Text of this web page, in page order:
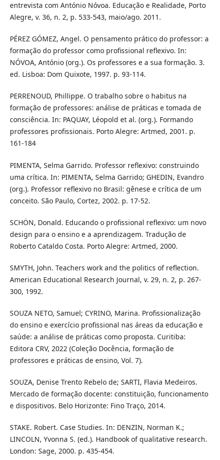
entrevista com António Nóvoa. Educação e Realidade, Porto
Alegre, v. 36, n. 2, p. 533-543, maio/ago. 2011.
PÉREZ GÓMEZ, Angel. O pensamento prático do professor: a
formação do professor como profissional reflexivo. In:
NÓVOA, António (org.). Os professores e a sua formação. 3.
ed. Lisboa: Dom Quixote, 1997. p. 93-114.
PERRENOUD, Phillippe. O trabalho sobre o habitus na
formação de professores: análise de práticas e tomada de
consciência. In: PAQUAY, Léopold et al. (org.). Formando
professores profissionais. Porto Alegre: Artmed, 2001. p.
161-184
PIMENTA, Selma Garrido. Professor reflexivo: construindo
uma crítica. In: PIMENTA, Selma Garrido; GHEDIN, Evandro
(org.). Professor reflexivo no Brasil: gênese e crítica de um
conceito. São Paulo, Cortez, 2002. p. 17-52.
SCHÖN, Donald. Educando o profissional reflexivo: um novo
design para o ensino e a aprendizagem. Tradução de
Roberto Cataldo Costa. Porto Alegre: Artmed, 2000.
SMYTH, John. Teachers work and the politics of reflection.
American Educational Research Journal, v. 29, n. 2, p. 267-
300, 1992.
SOUZA NETO, Samuel; CYRINO, Marina. Profissionalização
do ensino e exercício profissional nas áreas da educação e
saúde: a análise de práticas como proposta. Curitiba:
Editora CRV, 2022 (Coleção Docência, formação de
professores e práticas de ensino, Vol. 7).
SOUZA, Denise Trento Rebelo de; SARTI, Flavia Medeiros.
Mercado de formação docente: constituição, funcionamento
e dispositivos. Belo Horizonte: Fino Traço, 2014.
STAKE. Robert. Case Studies. In: DENZIN, Norman K.;
LINCOLN, Yvonna S. (ed.). Handbook of qualitative research.
London: Sage, 2000. p. 435-454.